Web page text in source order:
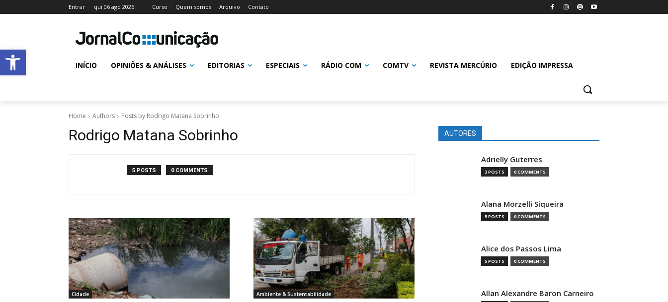
Abrir a barra de ferramentas
Entrar qui 06 ago 2026 Curso Quem somos Arquivo Contato
INÍCIO OPINIÕES & ANÁLISES EDITORIAS ESPECIAIS RÁDIO COM COMTV REVISTA MERCÚRIO EDIÇÃO IMPRESSA
Home Authors Posts by Rodrigo Matana Sobrinho
Rodrigo Matana Sobrinho
5 POSTS 0 COMMENTS
Cidade Ambiente & Sustentabilidade
AUTORES
Adrielly Guterres
3 POSTS 0 COMMENTS
Alana Morzelli Siqueira
5 POSTS 0 COMMENTS
Alice dos Passos Lima
5 POSTS 0 COMMENTS
Allan Alexandre Baron Carneiro